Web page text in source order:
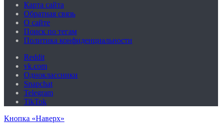
Карта сайта
Обратная связь
О сайте
Поиск по тегам
Политика конфиденциальности
Reddit
vk.com
Одноклассники
Snapchat
Telegram
TikTok
Кнопка «Наверх»